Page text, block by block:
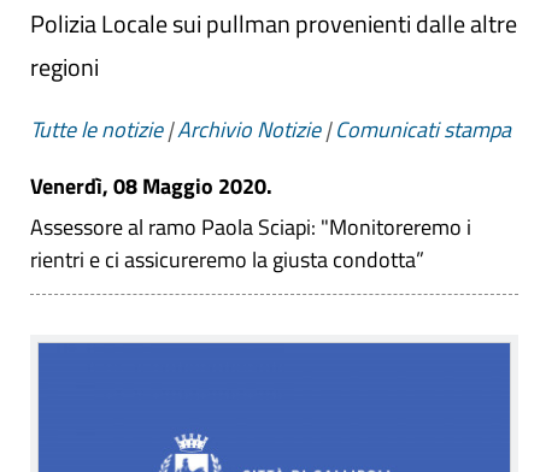
Polizia Locale sui pullman provenienti dalle altre
regioni
Tutte le notizie|Archivio Notizie|Comunicati stampa
Venerdì, 08 Maggio 2020.
Assessore al ramo Paola Sciapi: "Monitoreremo i
rientri e ci assicureremo la giusta condotta”